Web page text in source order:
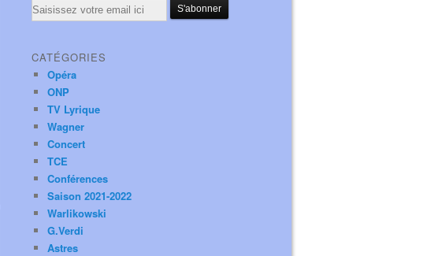
Email
CATÉGORIES
Opéra
ONP
TV Lyrique
Wagner
Concert
TCE
Conférences
Saison 2021-2022
Warlikowski
G.Verdi
Astres